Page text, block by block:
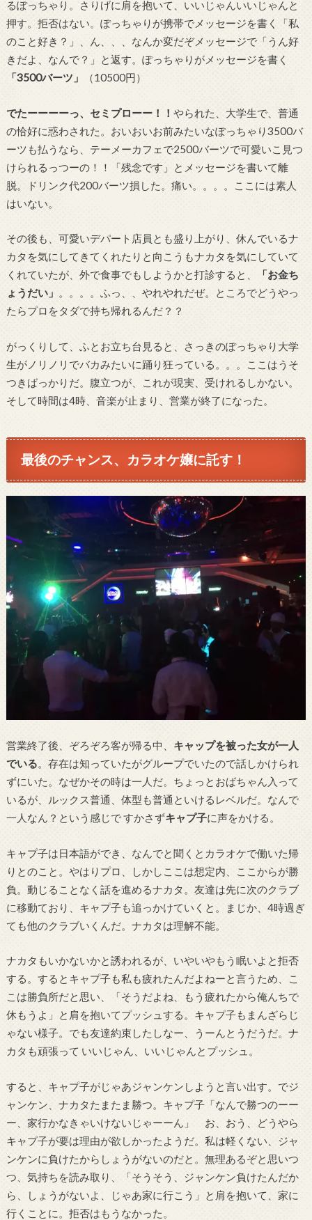
るぽっちゃり。さりげに肩を抱いて、いいじゃんいいじゃんと
押す。拒否はない。ぽっちゃりが携帯でメッセージを書く「私
のこと好き？」、ん、、、なんか変だぞメッセージで「うん好
きだよ、なんで？」と返す。ぽっちゃりがメッセージを書く
「3500バーツ」
（10500円）
でたーーーーっ、セミプローー！！ やられた、大学生で、普通
の恰好に惑わされた。おいおいお前みたいなぽっちゃり3500バ
ーツも払うなら、テーメーカフェで2500バーツで可愛いこ見つ
けられるっつーの！！「残念です」とメッセージを書いて離
脱。ドリンク代200バーツ損した。痛い。。。。ここには素人
はいない。
その後も、可愛いデパート店員とも盛り上がり、休んでいるナ
カタを気にしてきてくれたりと向こうもナカタを気にしていて
くれていたが、外で食事でもしようかと打診すると、
「お金ち
ょうだい」 。。。。ふっ、、やれやれだぜ。ところでどうやっ
たらプロをタダで持ち帰れるんだ？？
がっくりして、ふとお立ち台見ると、さっきのぽっちゃり大学
生がノリノリでバカみたいに踊り狂っている。。。ここはうそ
つきばっかりだ。腹立つが、これが現実、受けれるしかない。
そして時間は4時、音楽が止まり、営業が終了になった。
最後のチャンス、カラオケ嬢に託す！
営業終了後、ぞろぞろ客が帰る中、 キャップを被った女が一人
でいる。存在は知っていたがグループでいたので話しかけられ
ずにいた。なぜかその時は一人だ。ちょっとおばちゃん入って
いるが、ルックス普通、体型も普通といけるレベルだ。なんで
一人なん？という感じで すかさずキャプ子に声をかける。
キャプ子は日本語ができ、なんでと聞くとカラオケで働いた帰
りとのこと。やはりプロ、しかしここは想定内、ここからが勝
負。動じることなく話を進めるナカタ。友達は先に次のクラブ
に移動ており、キャプ子も追っかけていくと。まじか、4時過ぎ
ても他のクラブいくんだ。ナカタは理解不能。
ナカタもいかないかと誘われるが、いやいやもう眠いよと拒否
する。するとキャプ子も私も疲れたんだよねーと言うため、こ
こは勝負所だと思い、「そうだよね、もう疲れたから俺んちで
休もうよ」と肩を抱いてプッシュする。キャプ子もまんざらじ
ゃない様子。でも友達約束したしなー、うーんとうだうだ。ナ
カタも頑張って いいじゃん、いいじゃんとプッシュ。
すると、キャプ子がじゃあジャンケンしようと言い出す。でジ
ャンケン、ナカタたまたま勝つ。キャプ子「なんで勝つのーー
ー、家行かなきゃいけないじゃーーん」 お、おう、どうやら
キャプ子が要は理由が欲しかったようだ。私は軽くない、ジャ
ンケンに負けたからしょうがないのだと。無理あるぞと思いつ
つ、気持ちを読み取り、「そうそう、ジャンケン負けたんだか
ら、しょうがないよ、じゃあ家に行こう」と肩を抱いて、家に
行くことに。拒否はもうなかった。